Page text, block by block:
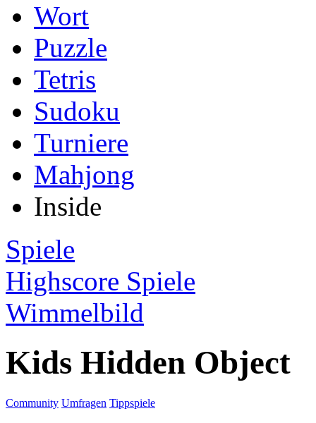
Wort
Puzzle
Tetris
Sudoku
Turniere
Mahjong
Inside
Spiele
Highscore Spiele
Wimmelbild
Kids Hidden Object
Community Umfragen Tippspiele